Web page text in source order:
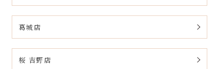
葛城店
桜 吉野店